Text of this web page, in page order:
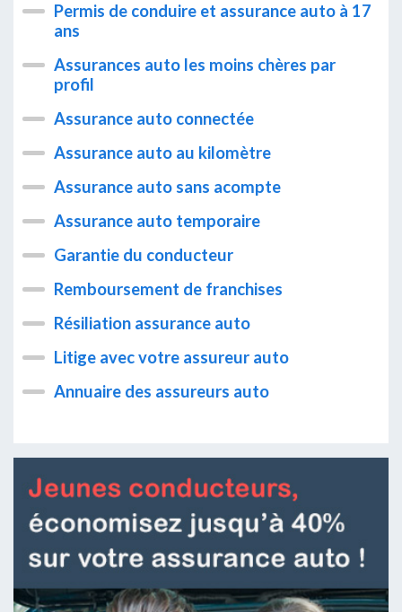
Permis de conduire et assurance auto à 17
ans
Assurances auto les moins chères par
profil
Assurance auto connectée
Assurance auto au kilomètre
Assurance auto sans acompte
Assurance auto temporaire
Garantie du conducteur
Remboursement de franchises
Résiliation assurance auto
Litige avec votre assureur auto
Annuaire des assureurs auto